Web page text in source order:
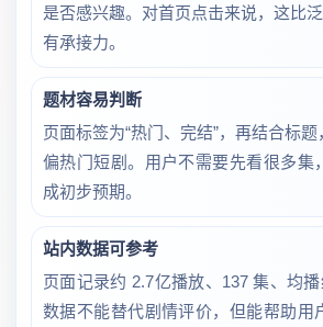
是否感兴趣。对首页点击来说，这比
有承接力。
题材容易判断
页面标签为“热门、完结”，再结合标
偏热门短剧。用户不需要先看很多集
成初步预期。
站内数据可参考
页面记录约 2.7亿播放、137 集、均
数据不能替代剧情评价，但能帮助用